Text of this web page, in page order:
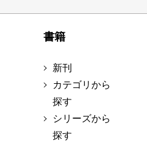
書籍
新刊
カテゴリから
探す
シリーズから
探す